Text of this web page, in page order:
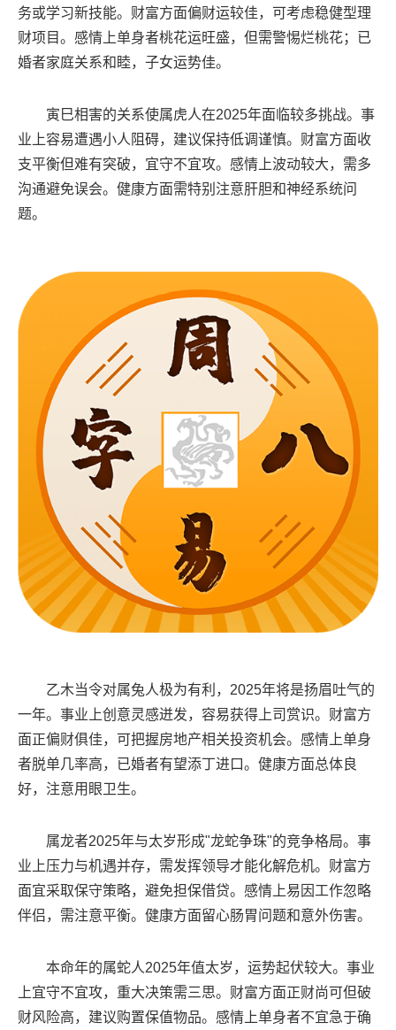
务或学习新技能。财富方面偏财运较佳，可考虑稳健型理
财项目。感情上单身者桃花运旺盛，但需警惕烂桃花；已
婚者家庭关系和睦，子女运势佳。
寅巳相害的关系使属虎人在2025年面临较多挑战。事
业上容易遭遇小人阻碍，建议保持低调谨慎。财富方面收
支平衡但难有突破，宜守不宜攻。感情上波动较大，需多
沟通避免误会。健康方面需特别注意肝胆和神经系统问
题。
乙木当令对属兔人极为有利，2025年将是扬眉吐气的
一年。事业上创意灵感迸发，容易获得上司赏识。财富方
面正偏财俱佳，可把握房地产相关投资机会。感情上单身
者脱单几率高，已婚者有望添丁进口。健康方面总体良
好，注意用眼卫生。
属龙者2025年与太岁形成"龙蛇争珠"的竞争格局。事
业上压力与机遇并存，需发挥领导才能化解危机。财富方
面宜采取保守策略，避免担保借贷。感情上易因工作忽略
伴侣，需注意平衡。健康方面留心肠胃问题和意外伤害。
本命年的属蛇人2025年值太岁，运势起伏较大。事业
上宜守不宜攻，重大决策需三思。财富方面正财尚可但破
财风险高，建议购置保值物品。感情上单身者不宜急于确